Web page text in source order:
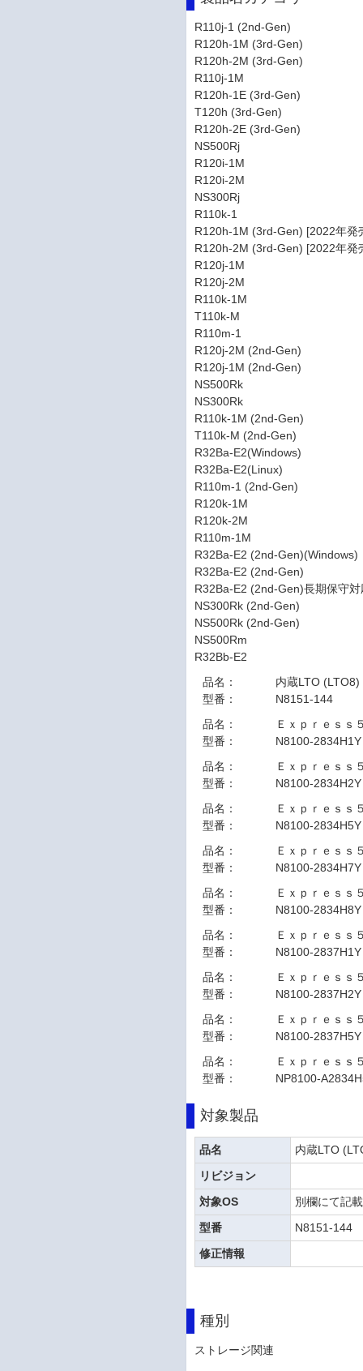
R110j-1 (2nd-Gen)
R120h-1M (3rd-Gen)
R120h-2M (3rd-Gen)
R110j-1M
R120h-1E (3rd-Gen)
T120h (3rd-Gen)
R120h-2E (3rd-Gen)
NS500Rj
R120i-1M
R120i-2M
NS300Rj
R110k-1
R120h-1M (3rd-Gen) [2022年発
R120h-2M (3rd-Gen) [2022年発
R120j-1M
R120j-2M
R110k-1M
T110k-M
R110m-1
R120j-2M (2nd-Gen)
R120j-1M (2nd-Gen)
NS500Rk
NS300Rk
R110k-1M (2nd-Gen)
T110k-M (2nd-Gen)
R32Ba-E2(Windows)
R32Ba-E2(Linux)
R110m-1 (2nd-Gen)
R120k-1M
R120k-2M
R110m-1M
R32Ba-E2 (2nd-Gen)(Windows)
R32Ba-E2 (2nd-Gen)
R32Ba-E2 (2nd-Gen)長期保守
NS300Rk (2nd-Gen)
NS500Rk (2nd-Gen)
NS500Rm
R32Bb-E2
品名：
内蔵LTO (LTO8)
型番：
N8151-144
品名：
Ｅｘｐｒｅｓｓ
型番：
N8100-2834H1Y
品名：
Ｅｘｐｒｅｓｓ
型番：
N8100-2834H2Y
品名：
Ｅｘｐｒｅｓｓ
型番：
N8100-2834H5Y
品名：
Ｅｘｐｒｅｓｓ
型番：
N8100-2834H7Y
品名：
Ｅｘｐｒｅｓｓ
型番：
N8100-2834H8Y
品名：
Ｅｘｐｒｅｓｓ
型番：
N8100-2837H1Y
品名：
Ｅｘｐｒｅｓｓ
型番：
N8100-2837H2Y
品名：
Ｅｘｐｒｅｓｓ
型番：
N8100-2837H5Y
品名：
Ｅｘｐｒｅｓ
型番：
NP8100-
対象製品
品名
内蔵LTO
リビジョン
対象OS
別欄にて記載
型番
N8151-144
修正情報
種別
ストレージ関連